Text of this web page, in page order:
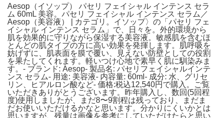
Aesop（イソップ） パセリ フェイシャル インテンス セラ
ム 60mL 美容。パセリ フェイシャル インテンス セラム／
Aesop（美容液） | カテゴリ。イソップ〉の「パセリ フェ
イシャル インテンス セラム」で、日々を。外的環境から
肌を効果的に守りながら保湿する美容液。敏感肌を含むほ
とんどの肌タイプの方に高い効果を発揮します。肌呼吸を
妨げずに、肌表面を膜で覆い、見えない防壁としての役割
を果たしてくれます。軽いつけ心地で素早く肌に馴染みま
す。- ブランド: Aesop- 製品名: パセリフェイシャルインテ
ンス セラム- 用途: 美容液- 内容量: 60ml- 成分: 水、グリセ
リン、ヒアルロン酸など- 価格:税込12,540円で購入。ご覧
いただきありがとうございます。昨年購入し、数回(5回程
度)使用しましたが、まだ8〜9割程は残っており、まだま
だお使いいただけるかなと思います。分かりにくいかとは
思いますが、残量は画像を参考にしていただけたらと思い